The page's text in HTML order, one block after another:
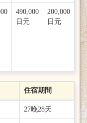
490,000
日元
200,000
日元
住宿期間
27晚28天